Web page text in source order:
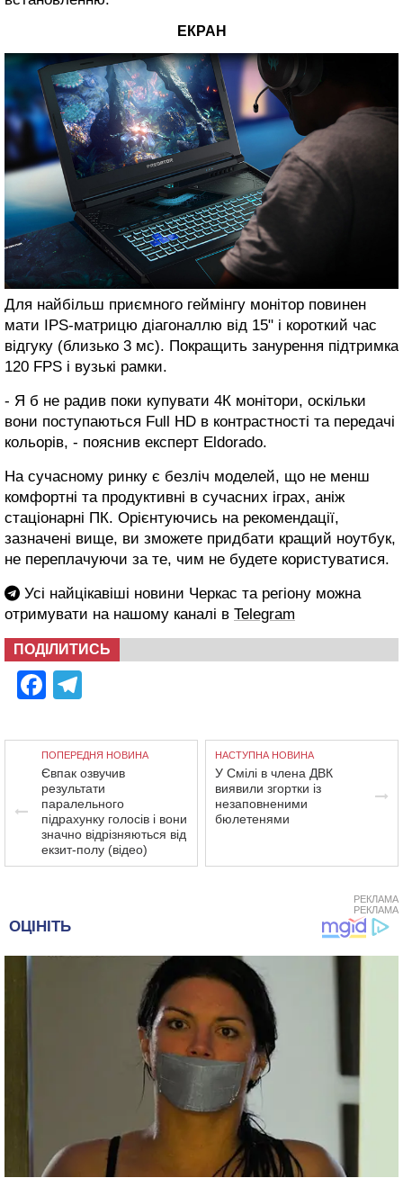
ЕКРАН
Для найбільш приємного геймінгу монітор повинен
мати IPS-матрицю діагоналлю від 15" і короткий час
відгуку (близько 3 мс). Покращить занурення підтримка
120 FPS і вузькі рамки.
- Я б не радив поки купувати 4К монітори, оскільки
вони поступаються Full HD в контрастності та передачі
кольорів, - пояснив експерт Eldorado.
На сучасному ринку є безліч моделей, що не менш
комфортні та продуктивні в сучасних іграх, аніж
стаціонарні ПК. Орієнтуючись на рекомендації,
зазначені вище, ви зможете придбати кращий ноутбук,
не переплачуючи за те, чим не будете користуватися.
Усі найцікавіші новини Черкас та регіону можна
отримувати на нашому каналі в Telegram
ПОДІЛИТИСЬ
Facebook
ПОПЕРЕДНЯ НОВИНА
Євпак озвучив
результати
паралельного
підрахунку голосів і вони
значно відрізняються від
екзит-полу (відео)
НАСТУПНА НОВИНА
У Смілі в члена ДВК
виявили згортки із
незаповненими
бюлетенями
РЕКЛАМА
РЕКЛАМА